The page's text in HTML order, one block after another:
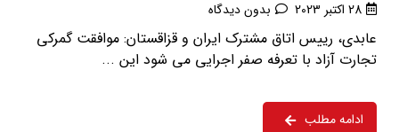
28 اکتبر 2023 بدون دیدگاه
عابدی، رییس اتاق مشترک ایران و قزاقستان: موافقت گمرکی
تجارت آزاد با تعرفه صفر اجرایی می شود این ...
ادامه مطلب